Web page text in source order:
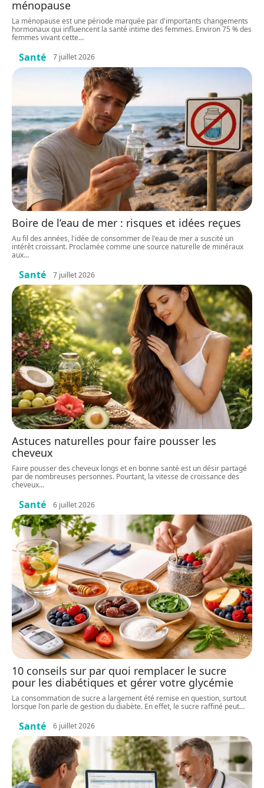
ménopause
La ménopause est une période marquée par d'importants changements
hormonaux qui influencent la santé intime des femmes. Environ 75 % des
femmes vivant cette…
Santé 7 juillet 2026
Boire de l’eau de mer : risques et idées reçues
Au fil des années, l'idée de consommer de l'eau de mer a suscité un
intérêt croissant. Proclamée comme une source naturelle de minéraux
aux…
Santé 7 juillet 2026
Astuces naturelles pour faire pousser les
cheveux
Faire pousser des cheveux longs et en bonne santé est un désir partagé
par de nombreuses personnes. Pourtant, la vitesse de croissance des
cheveux…
Santé 6 juillet 2026
10 conseils sur par quoi remplacer le sucre
pour les diabétiques et gérer votre glycémie
La consommation de sucre a largement été remise en question, surtout
lorsque l'on parle de gestion du diabète. En effet, le sucre raffiné peut…
Santé 6 juillet 2026